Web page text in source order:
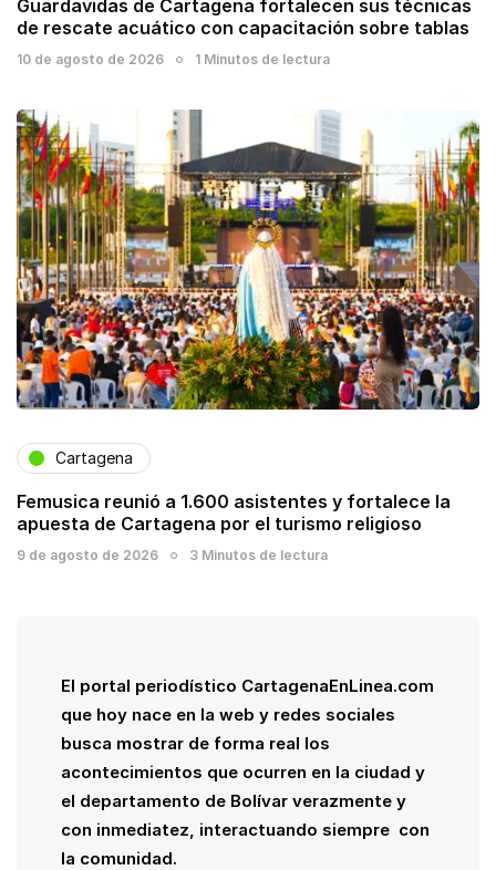
Guardavidas de Cartagena fortalecen sus técnicas
de rescate acuático con capacitación sobre tablas
10 de agosto de 2026 1 Minutos de lectura
Cartagena
Femusica reunió a 1.600 asistentes y fortalece la
apuesta de Cartagena por el turismo religioso
9 de agosto de 2026 3 Minutos de lectura
El portal periodístico CartagenaEnLinea.com
que hoy nace en la web y redes sociales
busca mostrar de forma real los
acontecimientos que ocurren en la ciudad y
el departamento de Bolívar verazmente y
con inmediatez, interactuando siempre con
la comunidad.